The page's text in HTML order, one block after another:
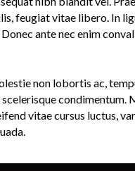
feugiat vitae libero. In
ante nec enim
non lobortis ac,
condimentum.
vitae cursus luctus,